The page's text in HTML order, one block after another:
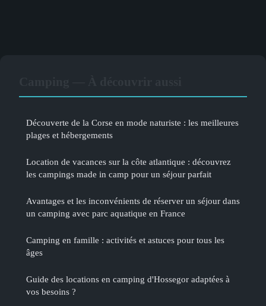
Découverte de la Corse en mode naturiste : les meilleures
plages et hébergements
Location de vacances sur la côte atlantique : découvrez
les campings made in camp pour un séjour parfait
Avantages et les inconvénients de réserver un séjour dans
un camping avec parc aquatique en France
Camping en famille : activités et astuces pour tous les
âges
Guide des locations en camping d'Hossegor adaptées à
vos besoins ?